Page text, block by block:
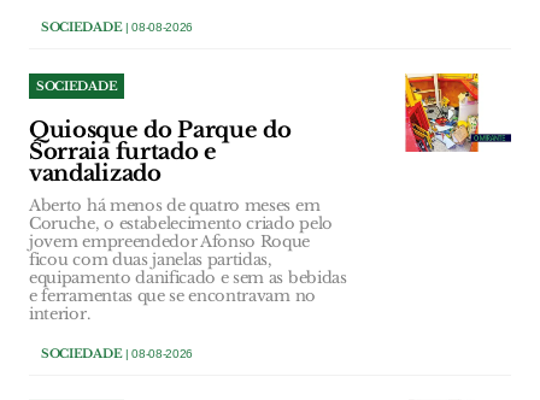
SOCIEDADE| 08-08-2026
SOCIEDADE
Quiosque do Parque do
Sorraia furtado e
vandalizado
Aberto há menos de quatro meses em
Coruche, o estabelecimento criado pelo
jovem empreendedor Afonso Roque
ficou com duas janelas partidas,
equipamento danificado e sem as bebidas
e ferramentas que se encontravam no
interior.
SOCIEDADE| 08-08-2026